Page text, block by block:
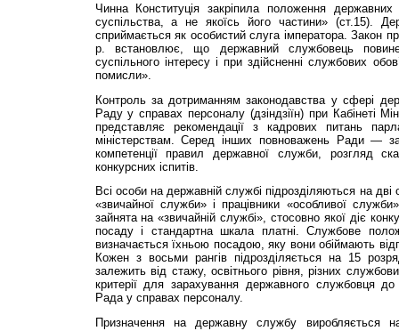
Чинна Конституція закріпила положення
суспільства, а не якоїсь його частини» (ст.15).
сприймається як особистий слуга імператора. Закон
р. встановлює, що державний службовець
суспільного інтересу і при здійсненні службових
помисли».
Контроль за дотриманням законодавства у сфері
Раду у справах персоналу (дзіндзіїн) при Кабінеті
представляє рекомендації з кадрових питань
міністерствам. Серед інших повноважень Ради —
компетенції правил державної служби, розгляд
конкурсних іспитів.
Всі особи на державній службі підрозділяються на дві
«звичайної служби» і працівники «особливої
зайнята на «звичайній службі», стосовно якої діє
посаду і стандартна шкала платні. Службове
визначається їхньою посадою, яку вони обіймають
Кожен з восьми рангів підрозділяється на 15
залежить від стажу, освітнього рівня, різних
критерії для зарахування державного службовця до
Рада у справах персоналу.
Призначення на державну службу виробляється на